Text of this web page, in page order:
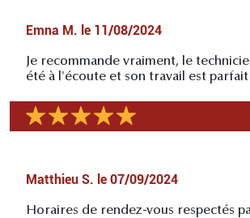
Emna M. le 11/08/2024
Je recommande vraiment, le
été à l'écoute et son travail est parfait
Matthieu S. le 07/09/2024
Horaires de rendez-vous respectés